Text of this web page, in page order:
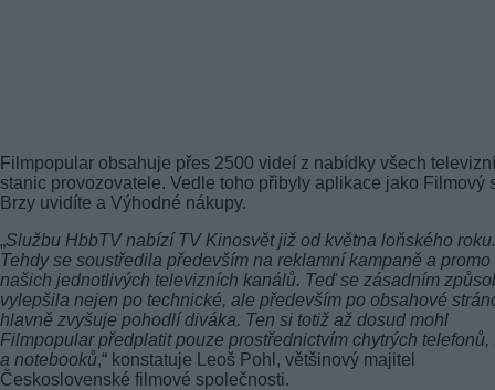
Filmpopular obsahuje přes 2500 videí z nabídky všech
stanic provozovatele. Vedle toho přibyly aplikace jako Filmový
Brzy uvidíte a Výhodné nákupy.
„Službu HbbTV nabízí TV Kinosvět již od května loňského roku.
Tehdy se soustředila především na reklamní kampaně a promo
našich jednotlivých televizních kanálů. Teď se zásadním
vylepšila nejen po technické, ale především po obsahové
hlavně zvyšuje pohodlí diváka. Ten si totiž až dosud mohl
Filmpopular předplatit pouze prostřednictvím chytrých telefonů,
a notebooků,“ konstatuje Leoš Pohl, většinový majitel
Československé filmové společnosti.